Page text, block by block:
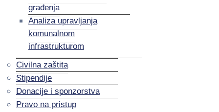
građenja
Analiza upravljanja
komunalnom
infrastrukturom
Civilna zaštita
Stipendije
Donacije i sponzorstva
Pravo na pristup